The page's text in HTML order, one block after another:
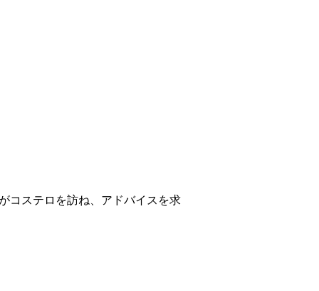
コステロを訪ね、アドバイスを求